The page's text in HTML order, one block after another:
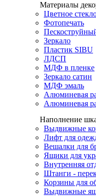
Материалы
Цветное
Фотопечать
Зеркало
Пластик SIBU
ЛДСП
МДФ в пленке
Зеркало сатин
МДФ эмаль
Алюминевая
Алюминевая
Наполнение
Выдвижные
Лифт для
Вешалки для
Ящики для
Внутренняя
Штанги -
Корзины для
Выдвижные